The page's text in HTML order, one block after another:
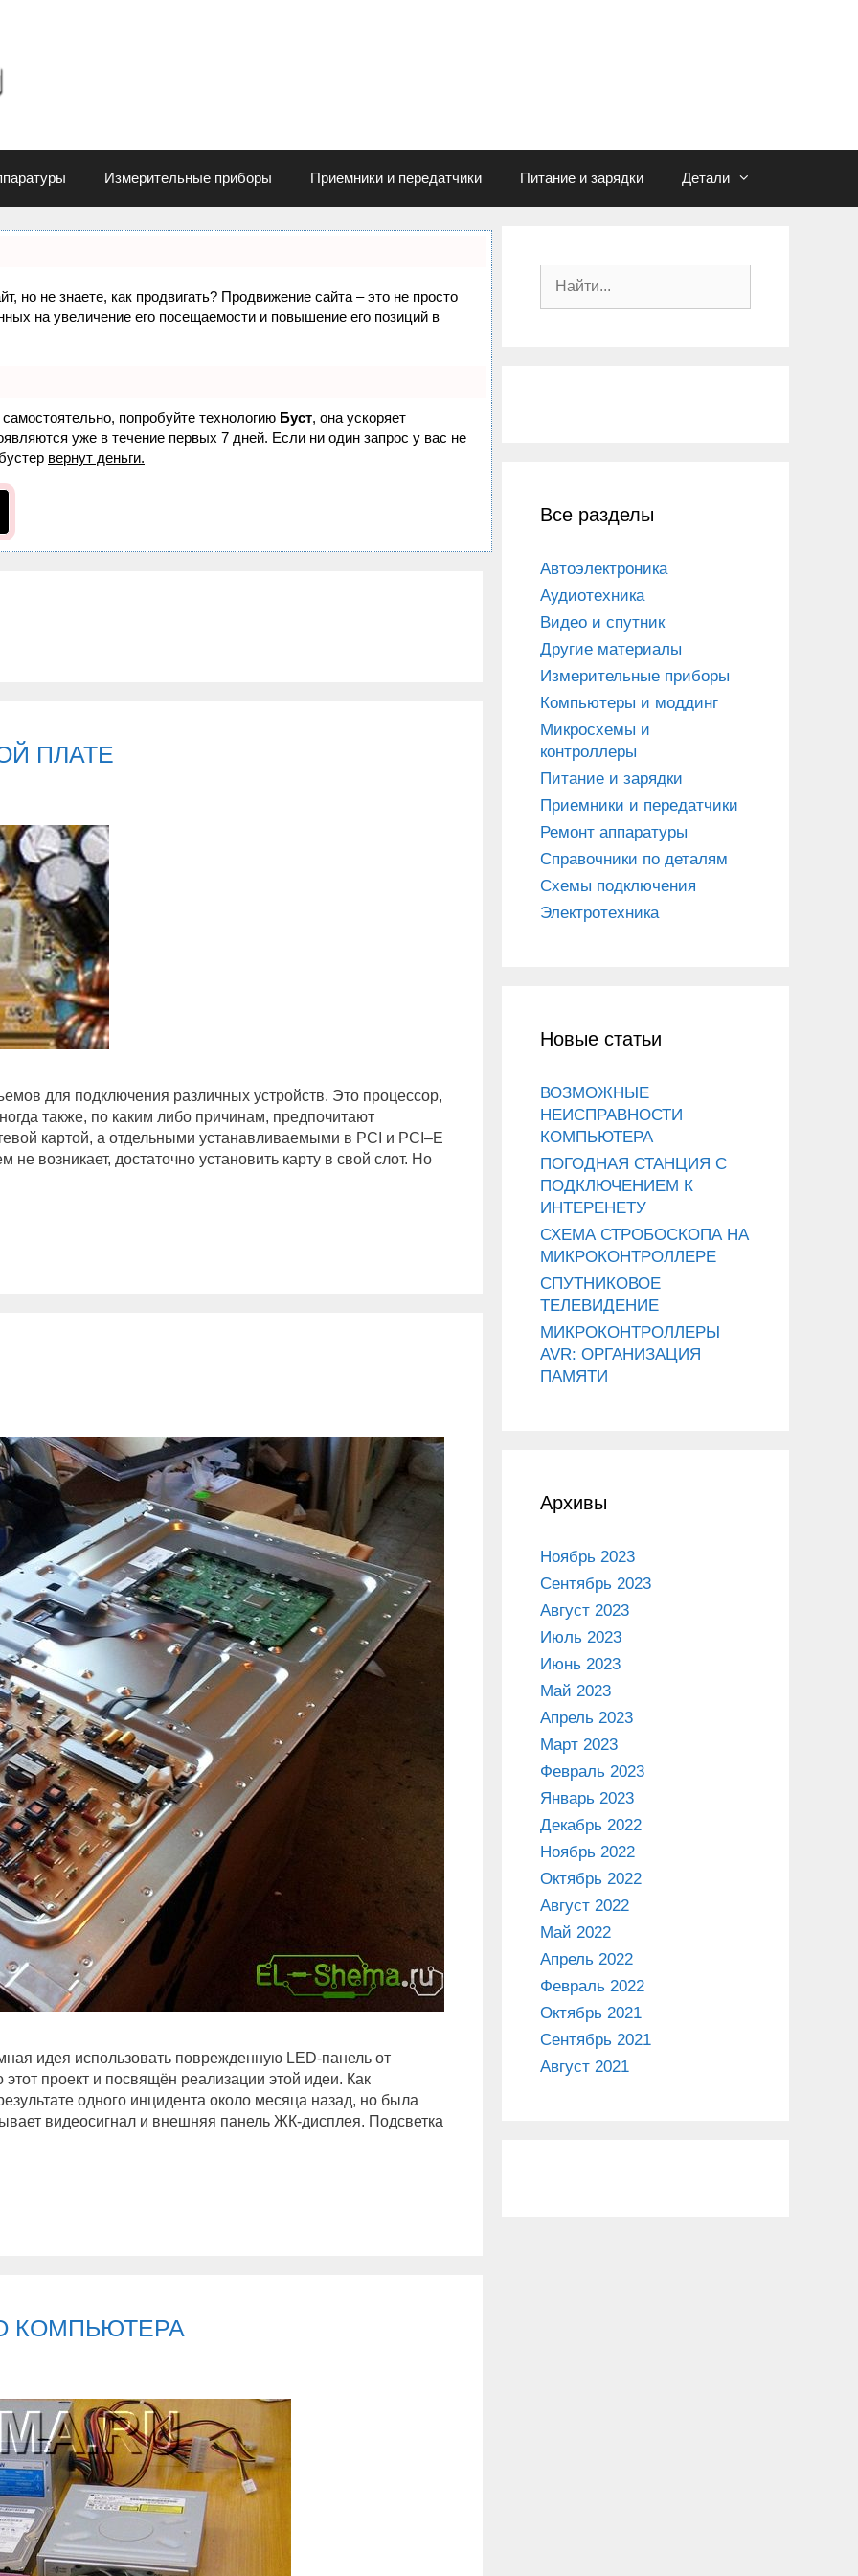
Измерительные приборы Приемники и передатчики Питание и зарядки Детали
но не знаете, как продвигать? Продвижение сайта – это не просто
на увеличение его посещаемости и повышение его позиций в
попробуйте технологию Буст, она ускоряет
уже в течение первых 7 дней. Если ни один запрос у вас не
вернут деньги.
ПЛАТЕ
для подключения различных устройств. Это процессор,
также, по каким либо причинам, предпочитают
картой, а отдельными устанавливаемыми в PCI и PCI–E
возникает, достаточно установить карту в свой слот. Но
идея использовать поврежденную LED-панель от
проект и посвящён реализации этой идеи. Как
одного инцидента около месяца назад, но была
видеосигнал и внешняя панель ЖК-дисплея. Подсветка
КОМПЬЮТЕРА
Все разделы
Автоэлектроника
Аудиотехника
Видео и спутник
Другие материалы
Измерительные приборы
Компьютеры и моддинг
Микросхемы и
контроллеры
Питание и зарядки
Приемники и передатчики
Ремонт аппаратуры
Справочники по деталям
Схемы подключения
Электротехника
Новые статьи
ВОЗМОЖНЫЕ
НЕИСПРАВНОСТИ
КОМПЬЮТЕРА
ПОГОДНАЯ СТАНЦИЯ С
ПОДКЛЮЧЕНИЕМ К
ИНТЕРЕНЕТУ
СХЕМА СТРОБОСКОПА НА
МИКРОКОНТРОЛЛЕРЕ
СПУТНИКОВОЕ
ТЕЛЕВИДЕНИЕ
МИКРОКОНТРОЛЛЕРЫ
AVR: ОРГАНИЗАЦИЯ
ПАМЯТИ
Архивы
Ноябрь 2023
Сентябрь 2023
Август 2023
Июль 2023
Июнь 2023
Май 2023
Апрель 2023
Март 2023
Февраль 2023
Январь 2023
Декабрь 2022
Ноябрь 2022
Октябрь 2022
Август 2022
Май 2022
Апрель 2022
Февраль 2022
Октябрь 2021
Сентябрь 2021
Август 2021